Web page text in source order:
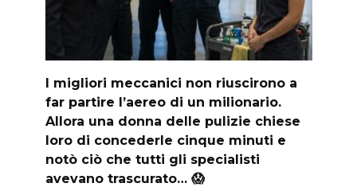
I migliori meccanici non riuscirono a
far partire l’aereo di un milionario.
Allora una donna delle pulizie chiese
loro di concederle cinque minuti e
notò ciò che tutti gli specialisti
avevano trascurato… 😱